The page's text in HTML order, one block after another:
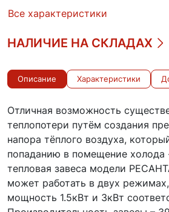
Все характеристики
НАЛИЧИЕ НА СКЛАДАХ
Описание Характеристики
Отличная возможность
теплопотери путём создания
напора тёплого воздуха,
попаданию в помещение
тепловая завеса модели
может работать в двух
мощность 1.5кВт и 3кВт